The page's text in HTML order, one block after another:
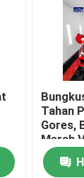
Tahan
Gores,
Merah